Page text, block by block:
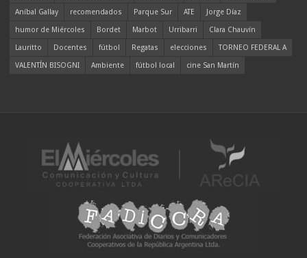
Aníbal Gallay
recomendados Parque Sur ATE
Jorge Díaz
humor de Miércoles
Bordet Marbot Urribarri
Clara Chauvín
Lauritto
Docentes fútbol Regatas elecciones
TORNEO FEDERAL A
VALENTÍN BISOGNI
Ambiente fútbol local cine San Martín